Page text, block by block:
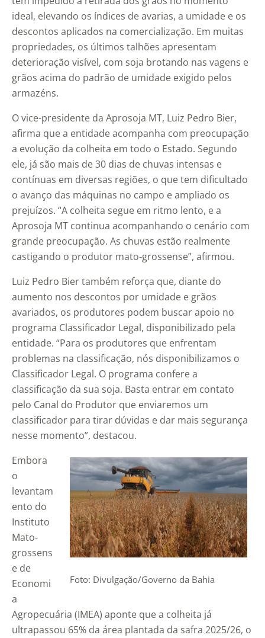
ideal, elevando os índices de avarias, a umidade e os
descontos aplicados na comercialização. Em muitas
propriedades, os últimos talhões apresentam
deterioração visível, com soja brotando nas vagens e
grãos acima do padrão de umidade exigido pelos
armazéns.
O vice-presidente da Aprosoja MT, Luiz Pedro Bier,
afirma que a entidade acompanha com preocupação
a evolução da colheita em todo o Estado. Segundo
ele, já são mais de 30 dias de chuvas intensas e
contínuas em diversas regiões, o que tem dificultado
o avanço das máquinas no campo e ampliado os
prejuízos. “A colheita segue em ritmo lento, e a
Aprosoja MT continua acompanhando o cenário com
grande preocupação. As chuvas estão realmente
castigando o produtor mato-grossense”, afirmou.
Luiz Pedro Bier também reforça que, diante do
aumento nos descontos por umidade e grãos
avariados, os produtores podem buscar apoio no
programa Classificador Legal, disponibilizado pela
entidade. “Para os produtores que enfrentam
problemas na classificação, nós disponibilizamos o
Classificador Legal. O programa confere a
classificação da sua soja. Basta entrar em contato
pelo Canal do Produtor que enviaremos um
classificador para tirar dúvidas e dar mais segurança
nesse momento”, destacou.
Foto: Divulgação/Governo da Bahia
Embora
o
levantam
ento do
Instituto
Mato-
grossens
e de
Economi
a
Agropecuária (IMEA) aponte que a colheita já
ultrapassou 65% da área plantada da safra 2025/26, o